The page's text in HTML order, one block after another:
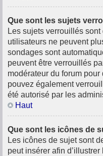
Que sont les sujets
Les sujets verrouillés
utilisateurs ne peuvent
sondages sont
peuvent être verrouillés
modérateur du forum
pouvez également
été autorisé par les
Haut
Que sont les icônes de
Les icônes de sujet sont
peut insérer afin